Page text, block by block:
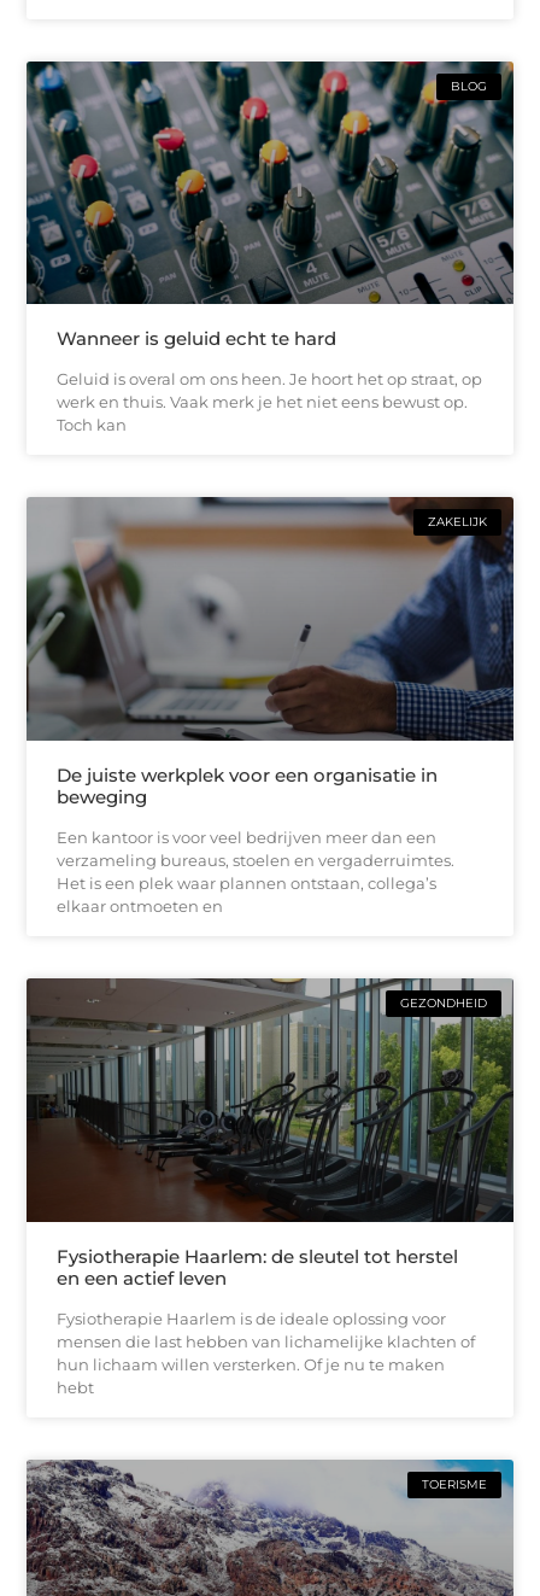
BLOG
Wanneer is geluid echt te hard
Geluid is overal om ons heen. Je hoort het op straat, op
werk en thuis. Vaak merk je het niet eens bewust op.
Toch kan
ZAKELIJK
De juiste werkplek voor een organisatie in
beweging
Een kantoor is voor veel bedrijven meer dan een
verzameling bureaus, stoelen en vergaderruimtes.
Het is een plek waar plannen ontstaan, collega’s
elkaar ontmoeten en
GEZONDHEID
Fysiotherapie Haarlem: de sleutel tot herstel
en een actief leven
Fysiotherapie Haarlem is de ideale oplossing voor
mensen die last hebben van lichamelijke klachten of
hun lichaam willen versterken. Of je nu te maken
hebt
TOERISME